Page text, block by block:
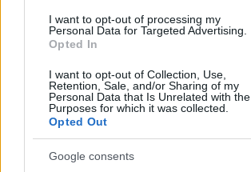
consent section.
I want to opt-out of processing my
Personal Data for Targeted Advertising.
Opted In
I want to opt-out of Collection, Use,
Retention, Sale, and/or Sharing of my
Personal Data that Is Unrelated with the
Purposes for which it was collected.
Opted Out
Google consents